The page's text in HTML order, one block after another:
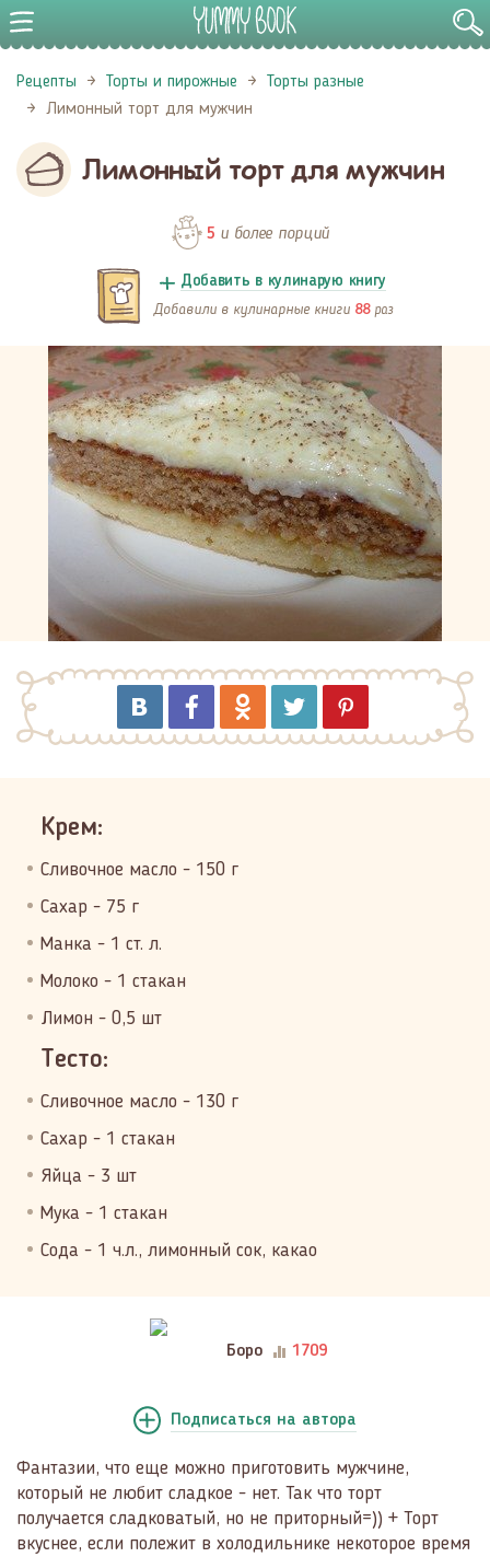
Рецепты Торты и пирожные
Торты разные
Лимонный торт для мужчин
Лимонный торт для мужчин
5 и более порций
Добавить в кулинарую книгу
Добавили в кулинарные книги 88 раз
Крем:
Сливочное масло - 150 г
Сахар - 75 г
Манка - 1 ст. л.
Молоко - 1 стакан
Лимон - 0,5 шт
Тесто:
Сливочное масло - 130 г
Сахар - 1 стакан
Яйца - 3 шт
Мука - 1 стакан
Сода - 1 ч.л., лимонный сок, какао
Боро 1709
Подписаться на автора
Фантазии, что еще можно приготовить мужчине,
который не любит сладкое - нет. Так что торт
получается сладковатый, но не приторный=)) + Торт
вкуснее, если полежит в холодильнике некоторое время